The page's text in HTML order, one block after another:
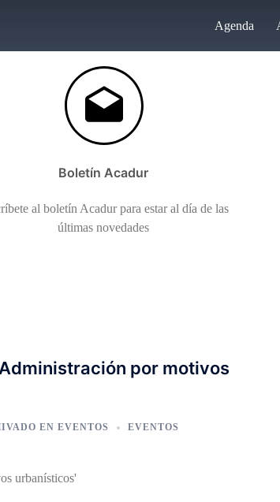
Agenda
Boletín Acadur
al boletín Acadur para estar al día de las
últimas novedades
por motivos
EN EVENTOS EVENTOS